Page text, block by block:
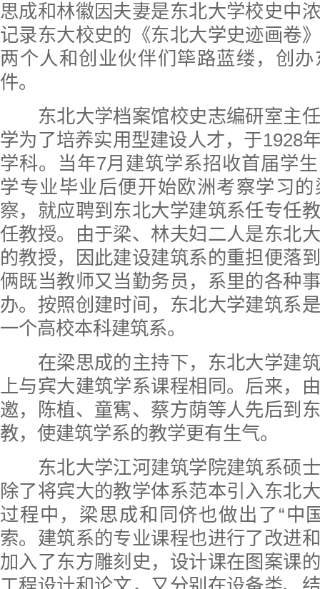
思成和林徽因夫妻是东北大学校史中
记录东大校史的《东北大学史迹画卷
两个人和创业伙伴们筚路蓝缕，创
件。
东北大学档案馆校史志编研室主任
学为了培养实用型建设人才，于1928
学科。当年7月建筑学系招收首届学
学专业毕业后便开始欧洲考察学习
察，就应聘到东北大学建筑系任专任
任教授。由于梁、林夫妇二人是东北
的教授，因此建设建筑系的重担便落
俩既当教师又当勤务员，系里的各种
办。按照创建时间，东北大学建筑系
一个高校本科建筑系。
在梁思成的主持下，东北大学建筑
上与宾大建筑学系课程相同。后来，
邀，陈植、童寯、蔡方荫等人先后到
教，使建筑学系的教学更有生气。
东北大学江河建筑学院建筑系硕士
除了将宾大的教学体系范本引入东北
过程中，梁思成和同侪也做出了“中
索。建筑系的专业课程也进行了改进
加入了东方雕刻史，设计课在图案课